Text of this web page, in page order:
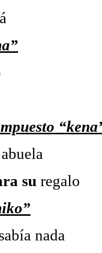
su regalo
sabía